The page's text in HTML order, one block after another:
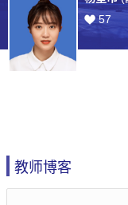
57
教师博客